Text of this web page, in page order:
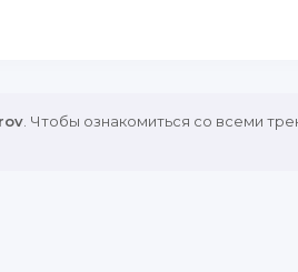
. Чтобы ознакомиться со всеми